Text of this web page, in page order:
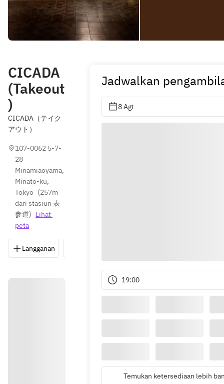
CICADA
(Takeout
)
CICADA（テイク
アウト）
107-0062 5-7-
28
Minamiaoyama,
Minato-ku,
Tokyo (257m
dari stasiun 表
参道) Lihat
peta
Langganan
Jadwalkan
8 Agt
19:00
Temukan ketersediaan lebih